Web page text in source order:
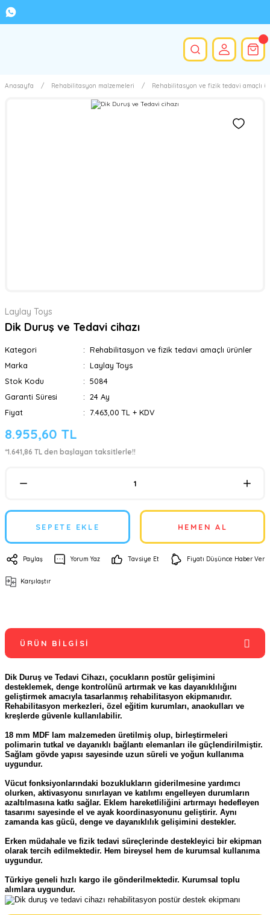
Anasayfa Rehabilitasyon malzemeleri Rehabilitasyon ve fizik tedavi amaçlı
Laylay Toys
Dik Duruş ve Tedavi cihazı
Kategori
Rehabilitasyon ve fizik tedavi amaçlı ürünler
Marka
Laylay Toys
Stok Kodu
5084
Garanti Süresi
24 Ay
Fiyat
7.463,00 TL + KDV
8.955,60 TL
*1.641,86 TL den başlayan taksitlerle!!
SEPETE EKLE HEMEN AL
Paylaş Yorum Yaz Tavsiye Et Fiyatı Düşünce Haber Ver
Karşılaştır
ÜRÜN BILGISI
Dik Duruş ve Tedavi Cihazı, çocukların postür gelişimini
desteklemek, denge kontrolünü artırmak ve kas dayanıklılığını
geliştirmek amacıyla tasarlanmış rehabilitasyon ekipmanıdır.
Rehabilitasyon merkezleri, özel eğitim kurumları, anaokulları ve
kreşlerde güvenle kullanılabilir.
18 mm MDF lam malzemeden üretilmiş olup, birleştirmeleri
polimarin tutkal ve dayanıklı bağlantı elemanları ile güçlendirilmiştir.
Sağlam gövde yapısı sayesinde uzun süreli ve yoğun kullanıma
uygundur.
Vücut fonksiyonlarındaki bozuklukların giderilmesine yardımcı
olurken, aktivasyonu sınırlayan ve katılımı engelleyen durumların
azaltılmasına katkı sağlar. Eklem hareketliliğini artırmayı hedefleyen
tasarımı sayesinde el ve ayak koordinasyonunu geliştirir. Aynı
zamanda kas gücü, denge ve dayanıklılık gelişimini destekler.
Erken müdahale ve fizik tedavi süreçlerinde destekleyici bir ekipman
olarak tercih edilmektedir. Hem bireysel hem de kurumsal kullanıma
uygundur.
Türkiye geneli hızlı kargo ile gönderilmektedir. Kurumsal toplu
alımlara uygundur.